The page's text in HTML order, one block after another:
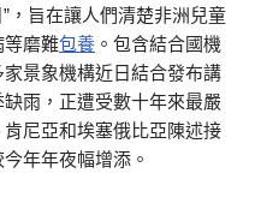
，旨在讓人們清楚非洲兒童
等磨難包養 。包含結合國機
景象機構近日結合發布講
雨，正遭受數十年來最嚴
尼亞和埃塞俄比亞陳述接
年年夜幅增添。